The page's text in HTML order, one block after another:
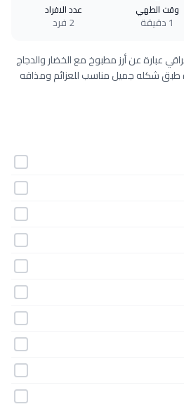
وقت الطهي
1 دقيقة
عدد الافراد
2 فرد
عبارة عن أرز مطبوخ مع الخضار والدجاج
طبق شكله جميل مناسب للعزائم ومذاقه